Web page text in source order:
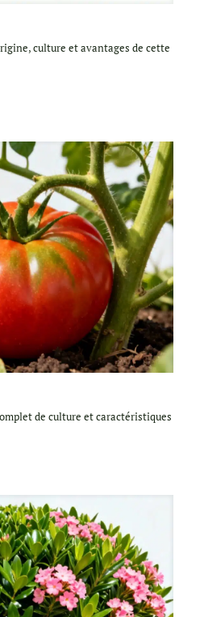
culture et avantages de cette
de culture et caractéristiques